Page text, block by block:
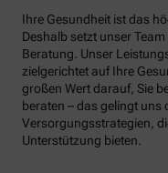
Ihre Gesundheit ist das
Deshalb setzt unser
Beratung. Unser
zielgerichtet auf Ihre
großen Wert darauf, Sie
beraten – das gelingt
Versorgungsstrategien,
Unterstützung bieten.